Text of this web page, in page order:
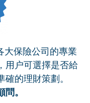
大保險公司的專業
用户可選擇是否給
的理財策劃。
。